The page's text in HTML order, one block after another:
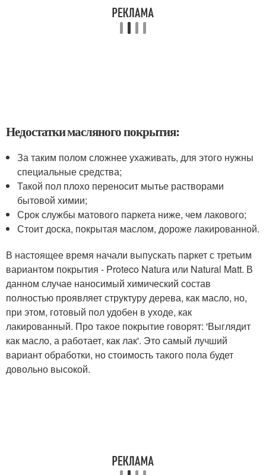
Недостатки масляного покрытия:
За таким полом сложнее ухаживать, для этого нужны
специальные средства;
Такой пол плохо переносит мытье растворами
бытовой химии;
Срок службы матового паркета ниже, чем лакового;
Стоит доска, покрытая маслом, дороже лакированной.
В настоящее время начали выпускать паркет с третьим
вариантом покрытия - Proteco Natura или Natural Matt. В
данном случае наносимый химический состав
полностью проявляет структуру дерева, как масло, но,
при этом, готовый пол удобен в уходе, как
лакированный. Про такое покрытие говорят: 'Выглядит
как масло, а работает, как лак'. Это самый лучший
вариант обработки, но стоимость такого пола будет
довольно высокой.